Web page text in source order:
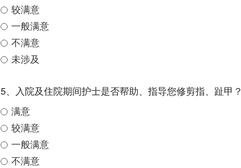
较满意
一般满意
不满意
未涉及
5、入院及住院期间护士是否帮助、指导您修剪指、趾甲？
满意
较满意
一般满意
不满意